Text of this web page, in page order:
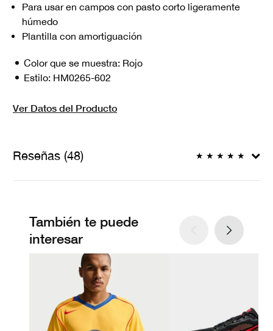
Para usar en campos con pasto corto ligeramente
húmedo
Plantilla con amortiguación
Color que se muestra: Rojo
Estilo: HM0265-602
Ver Datos del Producto
Reseñas (48) ★ ★ ★ ★ ★
También te puede
interesar